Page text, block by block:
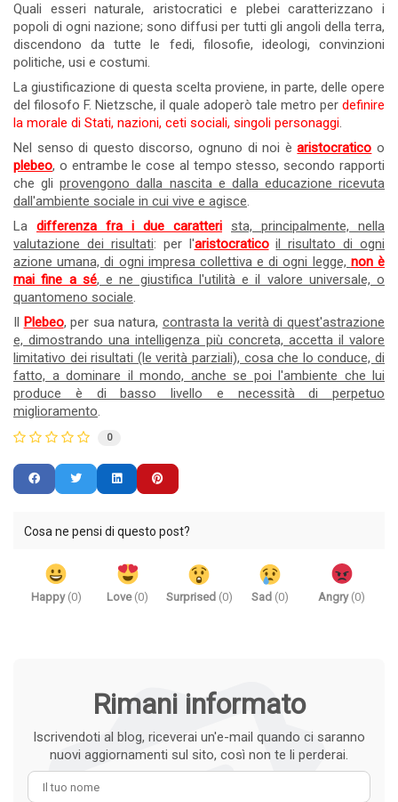
Quali esseri naturale, aristocratici e plebei caratterizzano i
popoli di ogni nazione; sono diffusi per tutti gli angoli della terra,
discendono da tutte le fedi, filosofie, ideologi, convinzioni
politiche, usi e costumi.
La giustificazione di questa scelta proviene, in parte, delle opere
del filosofo F. Nietzsche, il quale adoperò tale metro per definire
la morale di Stati, nazioni, ceti sociali, singoli personaggi.
Nel senso di questo discorso, ognuno di noi èaristocratico o
plebeo, o entrambe le cose al tempo stesso, secondo rapporti
che gliprovengono dalla nascita e dalla educazione ricevuta
dall'ambiente sociale in cui vive e agisce.
La differenza fra i due caratteri
sta, principalmente, nella
valutazione dei risultati: per l'aristocratico il risultato di ogni
azione umana, di ogni impresa collettiva e di ogni legge, non è
mai fine a sé, e ne giustifica l'utilità e il valore universale, o
quantomeno sociale.
Il Plebeo, per sua natura, contrasta la verità di quest'astrazione
e, dimostrando una intelligenza più concreta, accetta il valore
limitativo dei risultati (le verità parziali), cosa che lo conduce, di
fatto, a dominare il mondo, anche se poi l'ambiente che lui
produce è di basso livello e necessità di perpetuo
miglioramento.
0
Cosa ne pensi di questo post?
Happy(0) Love(0) Surprised (0) Sad (0) Angry(0)
Rimani informato
Iscrivendoti al blog, riceverai un'e-mail quando ci saranno
nuovi aggiornamenti sul sito, così non te li perderai.